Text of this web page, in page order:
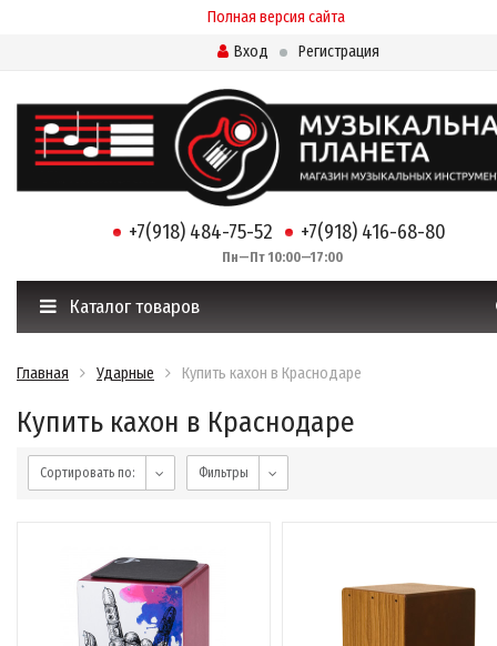
Полная версия сайта
Вход
Регистрация
+7(918) 484-75-52 +7(918) 416-68-80
Пн—Пт 10:00—17:00
Каталог товаров
Главная Ударные Купить кахон в Краснодаре
Купить кахон в Краснодаре
Сортировать по: Фильтры